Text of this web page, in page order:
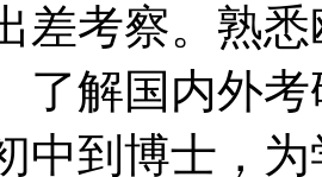
差考察。熟
了解国内外
中到博士，